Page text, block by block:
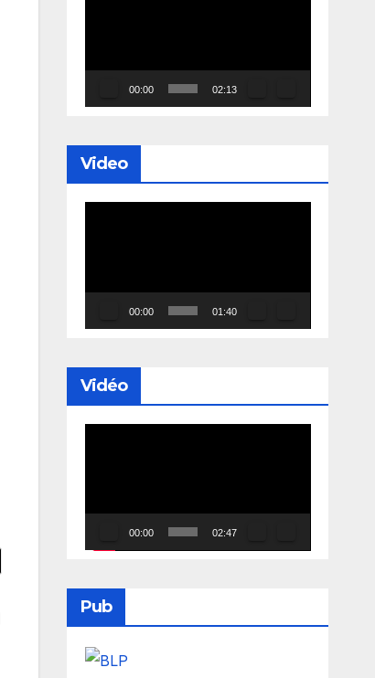
00:00 02:13
Video
00:00 01:40
Vidéo
00:00 02:47
Pub